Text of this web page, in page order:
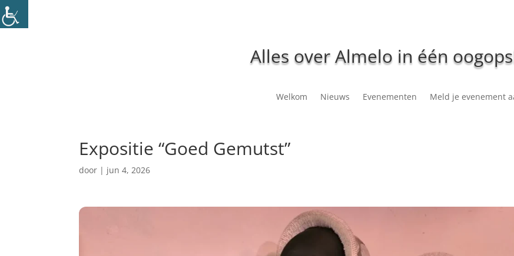
Alles over Almelo in één
Welkom Nieuws Evenementen Meld je evenement
Expositie “Goed Gemutst”
door | jun 4, 2026